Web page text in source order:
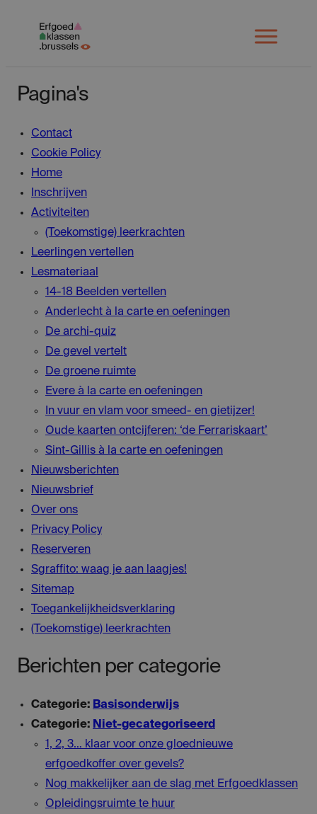
Open
menu
Pagina's
Contact
Cookie Policy
Home
Inschrijven
Activiteiten
(Toekomstige) leerkrachten
Leerlingen vertellen
Lesmateriaal
14-18 Beelden vertellen
Anderlecht à la carte en oefeningen
De archi-quiz
De gevel vertelt
De groene ruimte
Evere à la carte en oefeningen
In vuur en vlam voor smeed- en gietijzer!
Oude kaarten ontcijferen: ‘de Ferrariskaart’
Sint-Gillis à la carte en oefeningen
Nieuwsberichten
Nieuwsbrief
Over ons
Privacy Policy
Reserveren
Sgraffito: waag je aan laagjes!
Sitemap
Toegankelijkheidsverklaring
(Toekomstige) leerkrachten
Berichten per categorie
Categorie: Basisonderwijs
Categorie: Niet-gecategoriseerd
1, 2, 3… klaar voor onze gloednieuwe
erfgoedkoffer over gevels?
Nog makkelijker aan de slag met Erfgoedklassen
Opleidingsruimte te huur